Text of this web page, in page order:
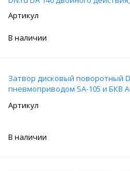
В наличии
Затвор дисковый поворотный
пневмоприводом SA-105 и БКВ
В наличии